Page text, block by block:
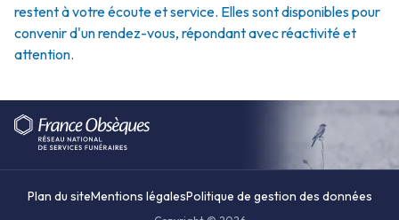
restent à votre écoute et service. Elles sont disponibles pour
convenir d'un rendez-vous, répondant avec réactivité et
attention.
Plan du siteMentions légalesPolitique de gestion des données